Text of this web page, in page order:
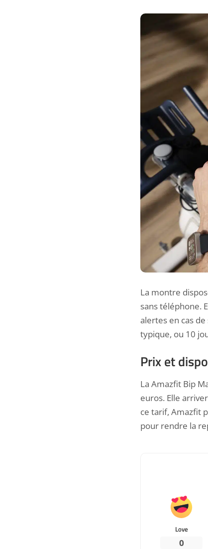
La montre
sans téléphone.
alertes en cas
typique, ou 10
Prix et
La Amazfit Bip
euros. Elle
ce tarif, Amazfit
pour rendre la
Love
0